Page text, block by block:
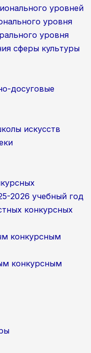
уровней
уровня
уровня
сферы культуры
досуговые
искусств
2026 учебный год
конкурсных
конкурсным
конкурсным